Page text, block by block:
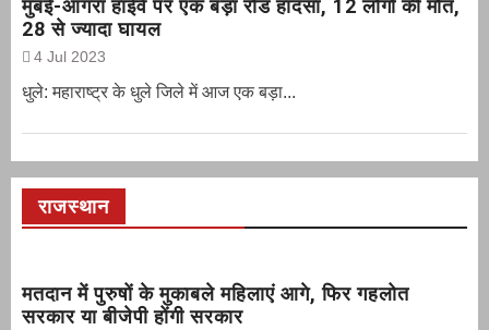
मुंबई-आगरा हाईवे पर एक बड़ा रोड हादसा, 12 लोगों की मौत,
28 से ज्यादा घायल
4 Jul 2023
धुले: महाराष्ट्र के धुले जिले में आज एक बड़ा...
राजस्थान
मतदान में पुरुषों के मुकाबले महिलाएं आगे, फिर गहलोत
सरकार या बीजेपी होंगी सरकार